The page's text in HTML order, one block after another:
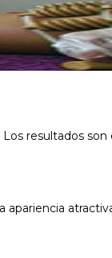
resultados son